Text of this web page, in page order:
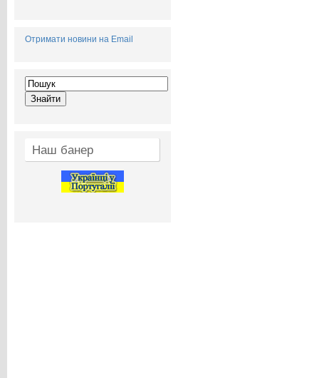
Отримати новини на Email
Наш банер